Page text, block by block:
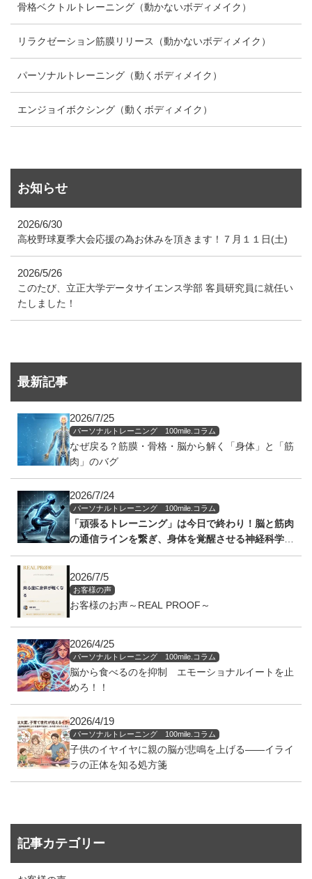
骨格ベクトルトレーニング（動かないボディメイク）
リラクゼーション筋膜リリース（動かないボディメイク）
パーソナルトレーニング（動くボディメイク）
エンジョイボクシング（動くボディメイク）
お知らせ
2026/6/30
高校野球夏季大会応援の為お休みを頂きます！７月１１日(土)
2026/5/26
このたび、立正大学データサイエンス学部 客員研究員に就任い
たしました！
最新記事
2026/7/25
パーソナルトレーニング 100mile.コラム
なぜ戻る？筋膜・骨格・脳から解く「身体」と「筋
肉」のバグ
2026/7/24
パーソナルトレーニング 100mile.コラム
「頑張るトレーニング」は今日で終わり！脳と筋肉
の通信ラインを繋ぎ、身体を覚醒させる神経科学の
アプローチ
2026/7/5
お客様の声
お客様のお声～REAL PROOF～
2026/4/25
パーソナルトレーニング 100mile.コラム
脳から食べるのを抑制 エモーショナルイートを止
めろ！！
2026/4/19
パーソナルトレーニング 100mile.コラム
子供のイヤイヤに親の脳が悲鳴を上げる——イライ
ラの正体を知る処方箋
記事カテゴリー